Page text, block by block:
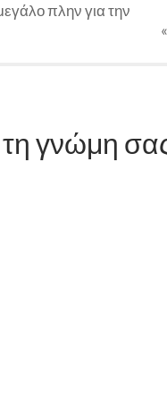
πλην για την
τη γνώμη